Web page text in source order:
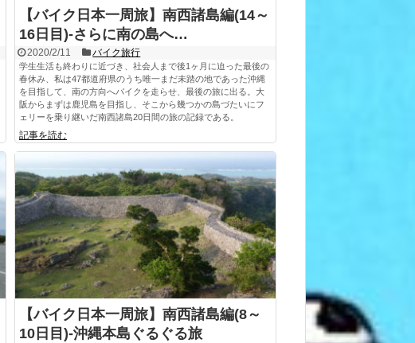
【バイク日本一周旅】南西諸島編(14～
16日目)-さらに南の島へ…
2020/2/11 バイク旅行
学生生活も終わりに近づき、社会人まで後1ヶ月に迫った最後の
春休み、私は47都道府県のうち唯一まだ未踏の地であった沖縄
を目指して、南の方向へバイクを走らせ、最後の旅に出る。大
阪からまずは鹿児島を目指し、そこから幾つかの島づたいにフ
ェリーを乗り継いだ南西諸島20日間の旅の記録である。
記事を読む
【バイク日本一周旅】南西諸島編(8～
10日目)-沖縄本島ぐるぐる旅